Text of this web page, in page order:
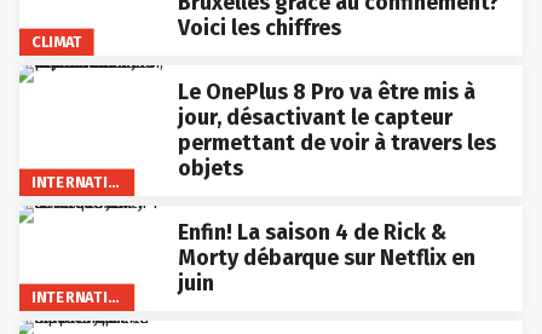
CLIMAT
Voici les chiffres
Le OnePlus 8 Pro va être mis à
jour, désactivant le capteur
permettant de voir à travers les
objets
Enfin! La saison 4 de Rick &
Morty débarque sur Netflix en
juin